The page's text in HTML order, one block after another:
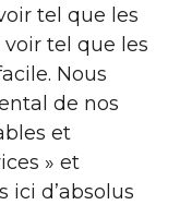
tel que les
tel que les
Nous
de nos
et
» et
ici d’absolus